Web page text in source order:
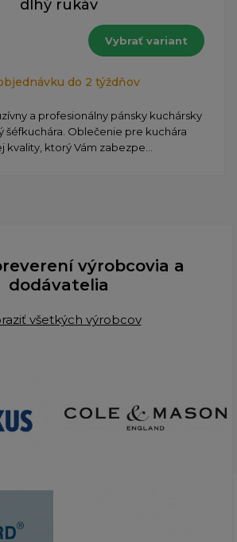
dlhý rukáv
Vybrať variant
do 2 týždňov
a profesionálny pánsky kuchársky
šéfkuchára. Oblečenie pre kuchára
kvality, ktorý Vám zabezpe...
výrobcovia a
dodávatelia
všetkých výrobcov